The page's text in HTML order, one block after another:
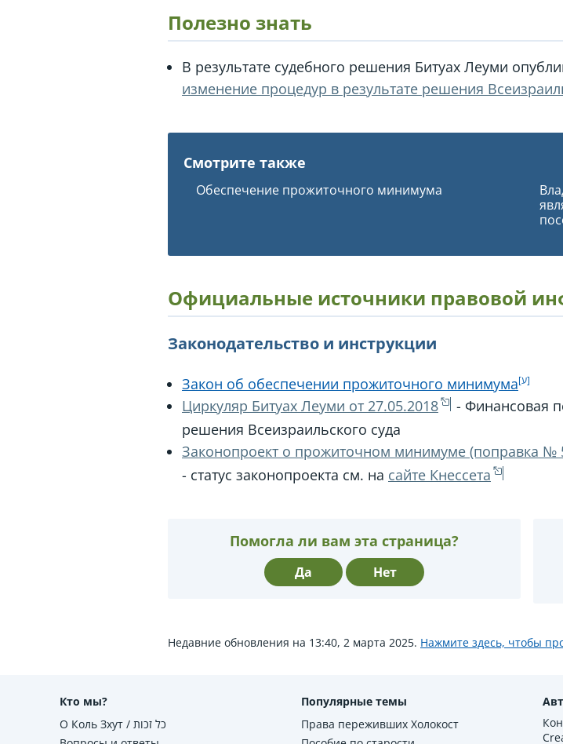
Полезно знать
В результате судебного решения Битуах Леуми
изменение процедур в результате решения
Смотрите также
Обеспечение прожиточного минимума
Официальные источники правовой
Законодательство и инструкции
Закон об обеспечении прожиточного минимума
Циркуляр Битуах Леуми от 27.05.2018
- Финансовая
решения Всеизраильского суда
Законопроект о прожиточном минимуме (поправка №
- статус законопроекта см. на сайте Кнессета
Помогла ли вам эта страница?
Да Нет
Недавние обновления на 13:40, 2 марта 2025. Нажмите здесь, чтобы
Кто мы?
О Коль Зхут / כל זכות
Популярные темы
Права переживших Холокост